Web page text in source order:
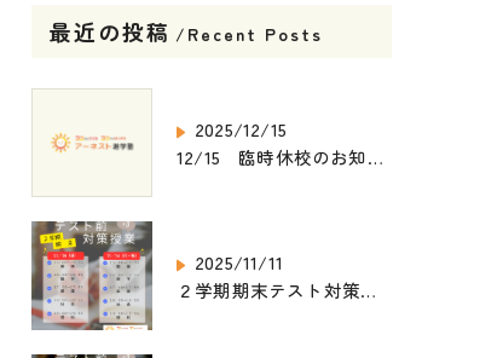
最近の投稿 Recent Posts
2025/12/15
12/15 臨時休校のお知らせ
2025/11/11
２学期期末テスト対策講座_2025